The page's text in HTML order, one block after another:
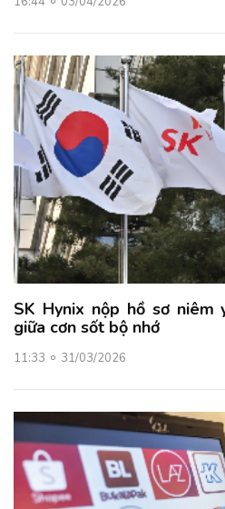
SK Hynix nộp hồ sơ
giữa cơn sốt bộ nhớ
11:33 31/03/2026